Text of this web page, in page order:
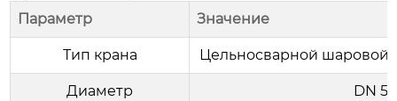
Параметр Значение
Тип крана Цельносварной
Диаметр DN